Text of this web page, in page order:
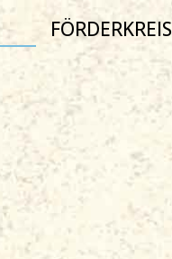
FÖRDERKREIS